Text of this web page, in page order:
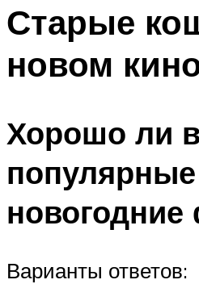
Старые
новом
Хорошо ли
популярные
Варианты ответов: